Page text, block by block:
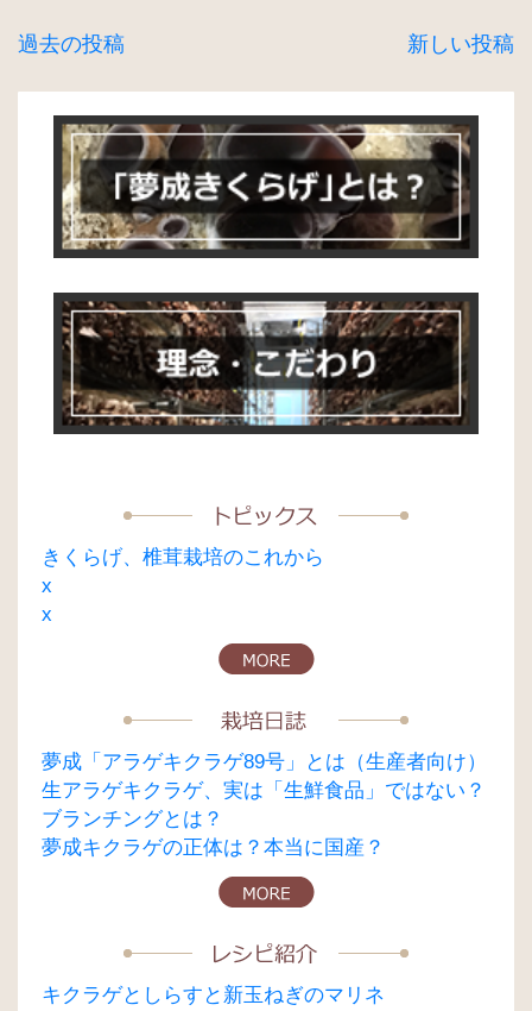
投
稿
ゲ
過去の投稿 新しい投稿
きくらげ、椎茸栽培のこれから
x
x
夢成「アラゲキクラゲ89号」とは（生産者向け）
生アラゲキクラゲ、実は「生鮮食品」ではない？
ブランチングとは？
夢成キクラゲの正体は？本当に国産？
キクラゲとしらすと新玉ねぎのマリネ